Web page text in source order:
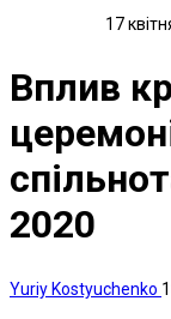
17
Вплив
2020
Yuriy Kostyuchenko